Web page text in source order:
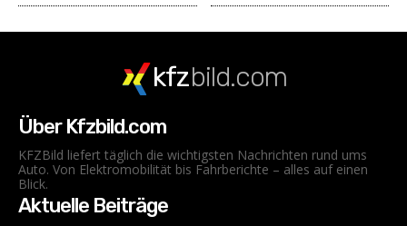
kfzbild.com
Über Kfzbild.com
KFZBild liefert täglich die wichtigsten Nachrichten rund ums
Auto. Von Elektromobilität bis Fahrberichte – alles auf einen
Blick.
Aktuelle Beiträge